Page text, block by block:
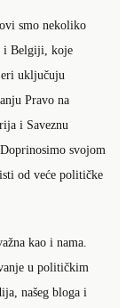
smo nekoliko
i Belgiji, koje
uključuju
Pravo na
i Saveznu
svojom
od veće političke
kao i nama.
u političkim
našeg bloga i